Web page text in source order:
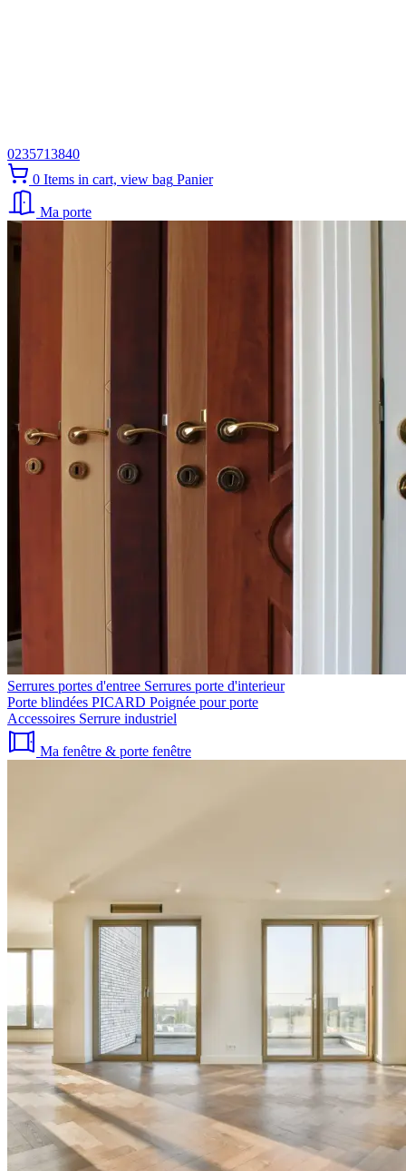
0235713840
0 Items in cart, view bag Panier
Ma porte
Serrures portes d'entree Serrures porte d'interieur
Porte blindées PICARD Poignée pour porte
Accessoires Serrure industriel
Ma fenêtre & porte fenêtre